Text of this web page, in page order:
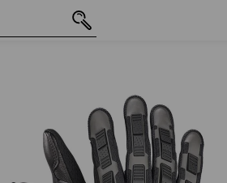
36,48 €